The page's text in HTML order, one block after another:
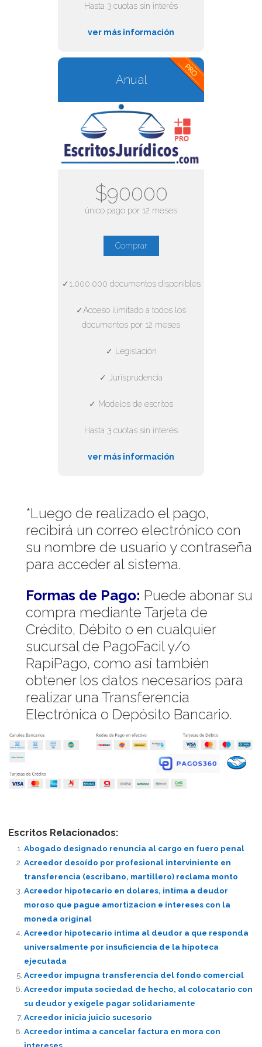
Hasta 3 cuotas sin interés
ver más información
Anual
$90000
único pago por 12 meses
Comprar
✓1.000.000 documentos disponibles
✓Acceso ilimitado a todos los
documentos por 12 meses
✓ Legislación
✓ Jurisprudencia
✓ Modelos de escritos
Hasta 3 cuotas sin interés
ver más información
*Luego de realizado el pago,
recibirá un correo electrónico con
su nombre de usuario y contraseña
para acceder al sistema.
Formas de Pago: Puede abonar su
compra mediante Tarjeta de
Crédito, Débito o en cualquier
sucursal de PagoFacil y/o
RapiPago, como así también
obtener los datos necesarios para
realizar una Transferencia
Electrónica o Depósito Bancario.
Escritos Relacionados:
Abogado designado renuncia al cargo en fuero penal
Acreedor desoído por profesional interviniente en
transferencia (escribano, martillero) reclama monto
Acreedor hipotecario en dolares, intima a deudor
moroso que pague amortizacion e intereses con la
moneda original
Acreedor hipotecario intima al deudor a que responda
universalmente por insuficiencia de la hipoteca
ejecutada
Acreedor impugna transferencia del fondo comercial
Acreedor imputa sociedad de hecho, al colocatario con
su deudor y exígele pagar solidariamente
Acreedor inicia juicio sucesorio
Acreedor intima a cancelar factura en mora con
intereses